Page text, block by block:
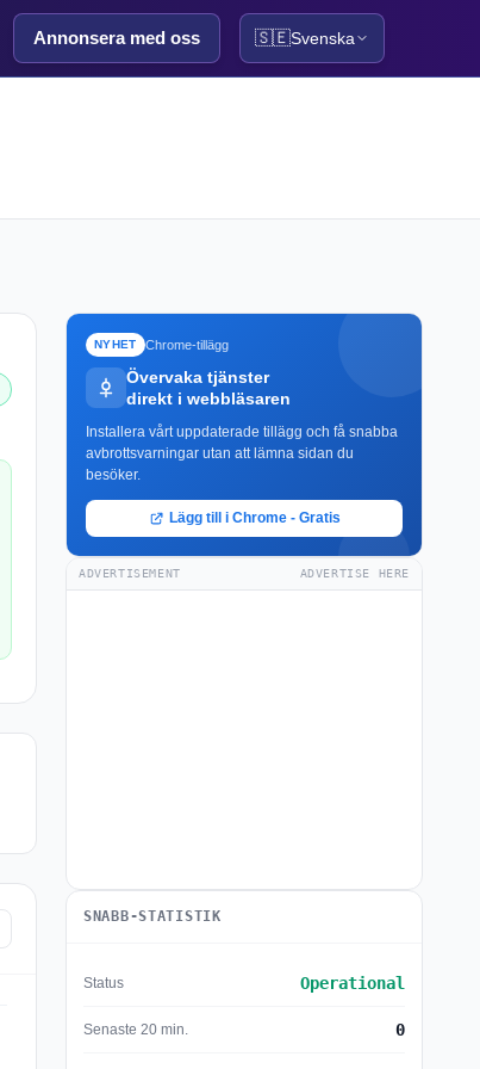
Annonsera med oss 🇸🇪Svenska
NYHET Chrome-tillägg
Övervaka tjänster
direkt i webbläsaren
Installera vårt uppdaterade tillägg och få snabba
avbrottsvarningar utan att lämna sidan du
besöker.
Lägg till i Chrome - Gratis
ADVERTISEMENT ADVERTISE HERE
SNABB-STATISTIK
Status Operational
Senaste 20 min. 0